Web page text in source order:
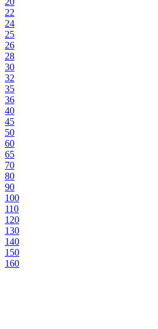
22
24
25
26
28
30
32
35
36
40
45
50
60
65
70
80
90
100
110
120
130
140
150
160